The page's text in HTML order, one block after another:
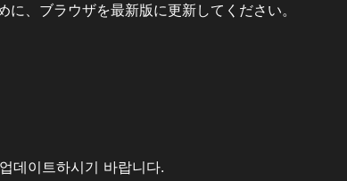
、ブラウザを最新版に更新してください。
데이트하시기 바랍니다.